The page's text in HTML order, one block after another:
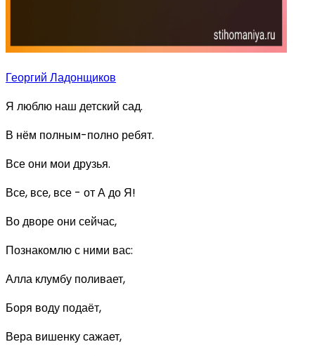
Георгий Ладонщиков
Я люблю наш детский сад.
В нём полным-полно ребят.
Все они мои друзья.
Все, все, все - от А до Я!
Во дворе они сейчас,
Познакомлю с ними вас:
Алла клумбу поливает,
Боря воду подаёт,
Вера вишенку сажает,